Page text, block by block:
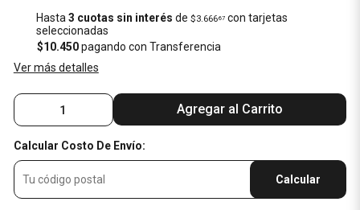
Hasta 3 cuotas sin interés de $3.66667con tarjetas
seleccionadas
$10.450pagando con Transferencia
Ver más detalles
Agregar al Carrito
Calcular Costo De Envío:
Calcular